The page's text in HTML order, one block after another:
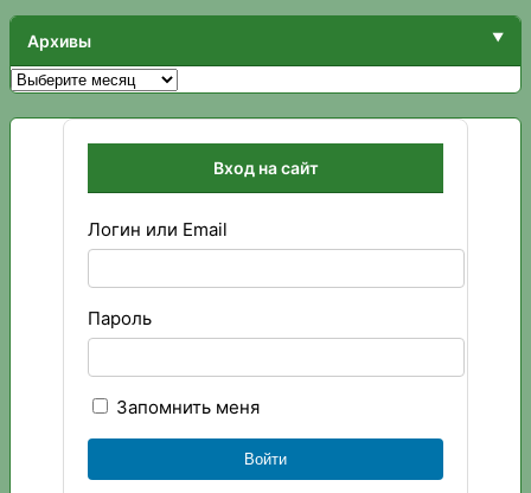
Архивы
Архивы
Вход на сайт
Логин или Email
Пароль
Запомнить меня